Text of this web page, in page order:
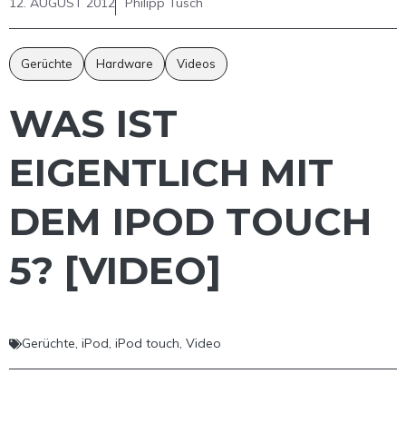
Gerüchte Hardware Videos
WAS IST
EIGENTLICH MIT
DEM IPOD TOUCH
5? [VIDEO]
Gerüchte, iPod, iPod touch, Video